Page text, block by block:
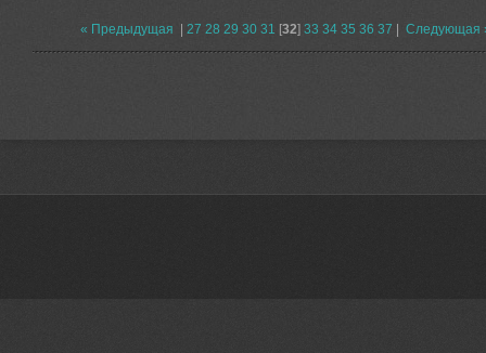
« Предыдущая 27 28 29 30 31 [32] 33 34 35 36 37 Следующая